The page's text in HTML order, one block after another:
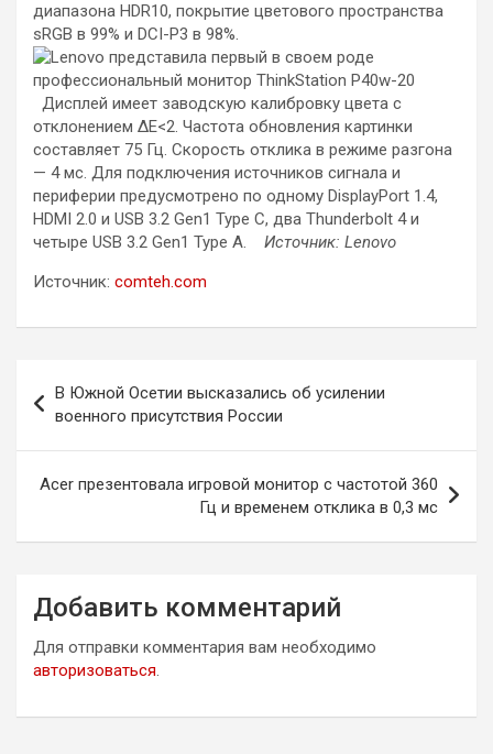
диапазона HDR10, покрытие цветового пространства
sRGB в 99% и DCI-P3 в 98%.
Дисплей имеет заводскую калибровку цвета с
отклонением ∆E<2. Частота обновления картинки
составляет 75 Гц. Скорость отклика в режиме разгона
— 4 мс. Для подключения источников сигнала и
периферии предусмотрено по одному DisplayPort 1.4,
HDMI 2.0 и USB 3.2 Gen1 Type C, два Thunderbolt 4 и
четыре USB 3.2 Gen1 Type A. Источник: Lenovo
Источник: comteh.com
по
записям
В Южной Осетии высказались об усилении
военного присутствия России
Acer презентовала игровой монитор с частотой 360
Гц и временем отклика в 0,3 мс
Добавить комментарий
Для отправки комментария вам необходимо
авторизоваться.